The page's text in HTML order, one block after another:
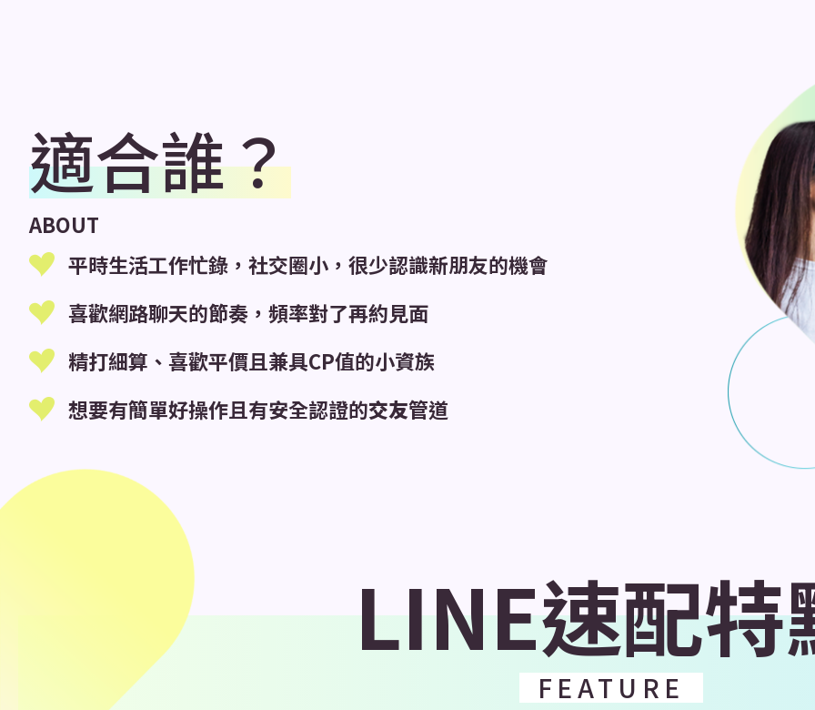
適合誰？
ABOUT
平時生活工作忙錄，社交圈小，很少認識新朋友的機會
喜歡網路聊天的節奏，頻率對了再約見面
精打細算、喜歡平價且兼具CP值的小資族
想要有簡單好操作且有安全認證的交友管道
LINE速配特
FEATURE